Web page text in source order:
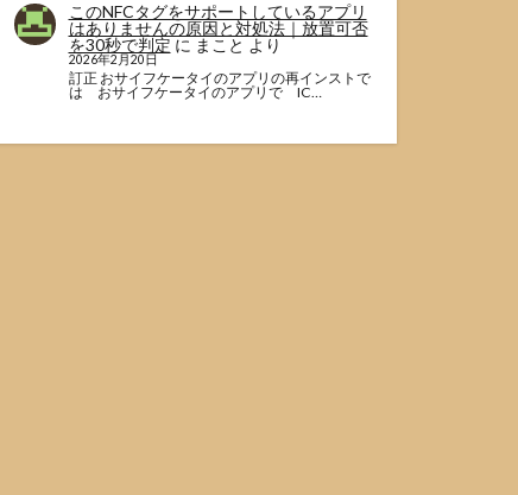
このNFCタグをサポートしているアプリ
はありませんの原因と対処法｜放置可否
を30秒で判定 に まこと より
2026年2月20日
訂正 おサイフケータイのアプリの再インストで
は おサイフケータイのアプリで IC…